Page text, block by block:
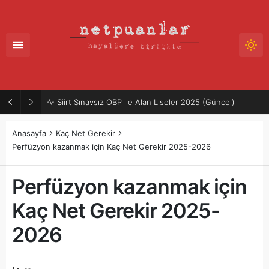
Siirt Sınavsız OBP ile Alan Liseler 2025 (Güncel)
Anasayfa
Kaç Net Gerekir
Perfüzyon kazanmak için Kaç Net Gerekir 2025-2026
Perfüzyon kazanmak için
Kaç Net Gerekir 2025-
2026